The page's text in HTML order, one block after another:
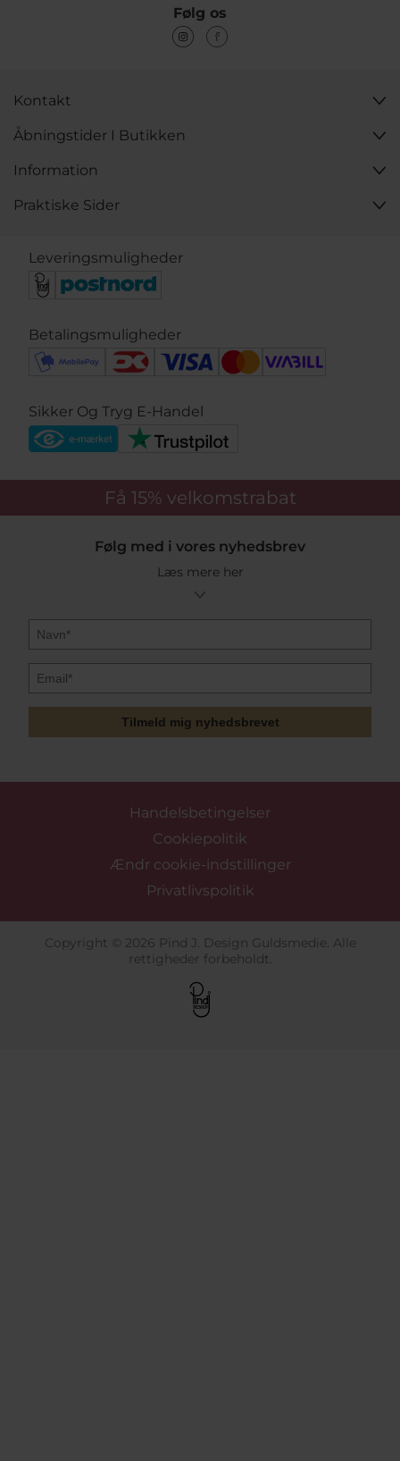
Følg os
Kontakt
Åbningstider I Butikken
Information
Praktiske Sider
Leveringsmuligheder
Betalingsmuligheder
Sikker Og Tryg E-Handel
Få 15% velkomstrabat
Følg med i vores nyhedsbrev
Læs mere her
Tilmeld mig nyhedsbrevet
Handelsbetingelser
Cookiepolitik
Ændr cookie-indstillinger
Privatlivspolitik
Copyright © 2026 Pind J. Design Guldsmedie. Alle
rettigheder forbeholdt.